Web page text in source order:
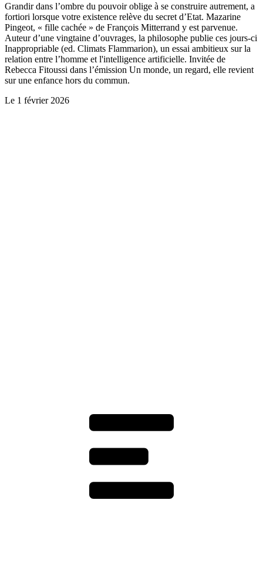
Grandir dans l’ombre du pouvoir oblige à se construire autrement, a
fortiori lorsque votre existence relève du secret d’Etat. Mazarine
Pingeot, « fille cachée » de François Mitterrand y est parvenue.
Auteur d’une vingtaine d’ouvrages, la philosophe publie ces jours-ci
Inappropriable (ed. Climats Flammarion), un essai ambitieux sur la
relation entre l’homme et l'intelligence artificielle. Invitée de
Rebecca Fitoussi dans l’émission Un monde, un regard, elle revient
sur une enfance hors du commun.
Le 1 février 2026